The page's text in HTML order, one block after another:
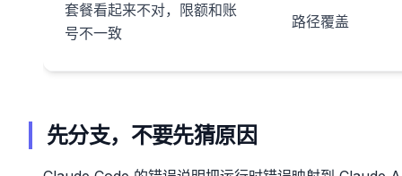
套餐看起来不对，限额和账
号不一致
路径覆盖
先分支，不要先猜原因